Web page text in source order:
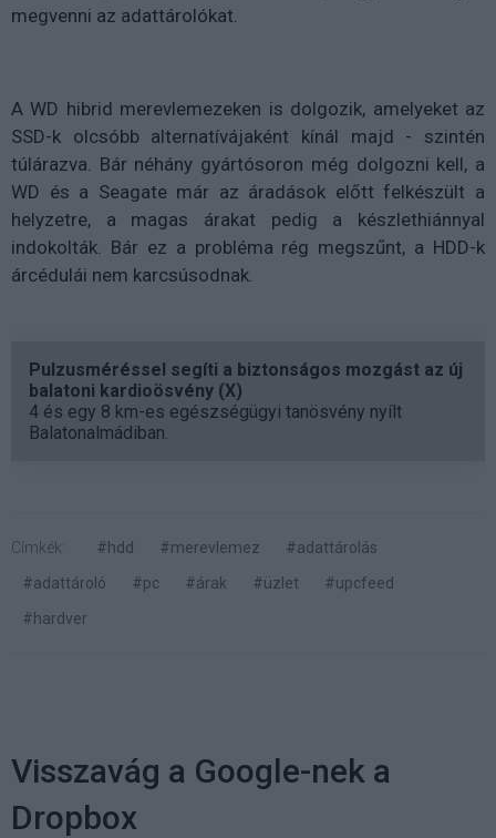
megvenni az adattárolókat.
A WD hibrid merevlemezeken is dolgozik, amelyeket az
SSD-k olcsóbb alternatívájaként kínál majd - szintén
túlárazva. Bár néhány gyártósoron még dolgozni kell, a
WD és a Seagate már az áradások előtt felkészült a
helyzetre, a magas árakat pedig a készlethiánnyal
indokolták. Bár ez a probléma rég megszűnt, a HDD-k
árcédulái nem karcsúsodnak.
Pulzusméréssel segíti a biztonságos mozgást az új
balatoni kardioösvény (X)
4 és egy 8 km-es egészségügyi tanösvény nyílt
Balatonalmádiban.
Címkék: #hdd #merevlemez
#adattárolás
#adattároló
#pc #árak #üzlet
#upcfeed
#hardver
Visszavág a Google-nek a
Dropbox